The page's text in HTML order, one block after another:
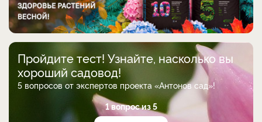
Пройдите тест! Узнайте, насколько вы
хороший садовод!
5 вопросов от экспертов проекта «Антонов сад»!
1 вопрос из 5